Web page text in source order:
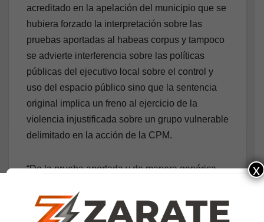
acreditado en la apelación del municipio que se
hubiera forzado la interpretación sobre las
pruebas aportadas al habeas corpus y tampoco
se advierte interferencia sobre las políticas
públicas del ejecutivo local sobre el control y
uso del espacio público sino que la sentencia
original implica un freno al ejercicio de la
violencia injustificada sobre un grupo vulnerable
delimitado en la acción de la CPM.
“De la prueba aportada y de manera genérica,
señalan, de una manera u otra, a funcionarios
de la Patrulla Municipal como quienes realizan
x